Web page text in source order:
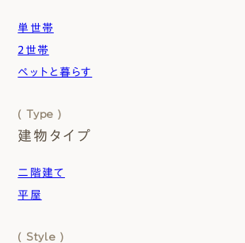
モデルハウスを見る
瑞穂市
単世帯
2世帯
ペットと暮らす
( Type )
建物タイプ
⼆階建て
平屋
( Style )